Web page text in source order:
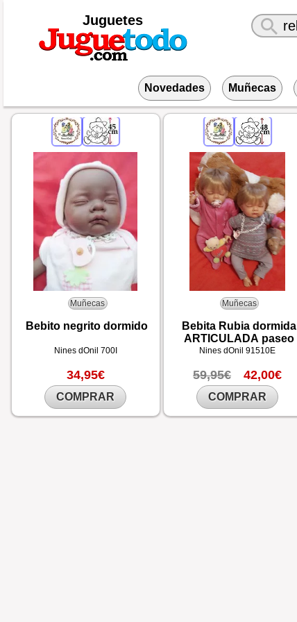
Juguetes
Novedades Muñecas
Muñecas
Bebito negrito dormido
Nines dOnil 700I
34,95€
COMPRAR
Muñecas
Bebita Rubia dormida
ARTICULADA paseo
Nines dOnil91510E
59,95€ 42,00€
COMPRAR